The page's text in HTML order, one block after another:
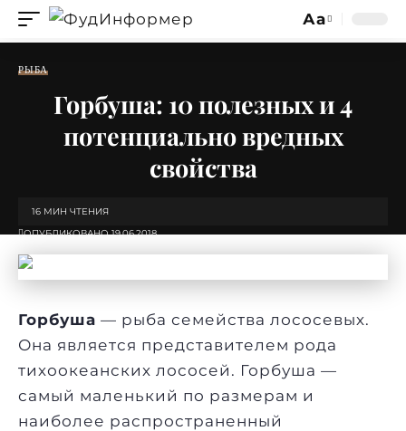
Изменение
Аа
РЫБА
Горбуша: 10 полезных и 4
потенциально вредных
свойства
ОПУБЛИКОВАНО 19.06.2018
16 МИН ЧТЕНИЯ
Горбуша — рыба семейства лососевых.
Она является представителем рода
тихоокеанских лососей. Горбуша —
самый маленький по размерам и
наиболее распространенный